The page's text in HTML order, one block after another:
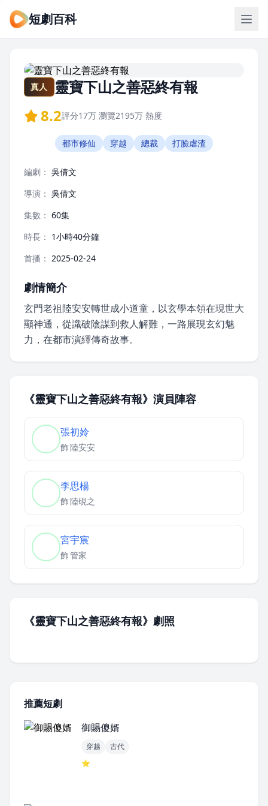
短劇百科
真人
靈寶下山之善惡終有報
8.2評分17万 瀏覽2195万 熱度
都市修仙 穿越 總裁 打臉虐渣
編劇： 吳倩文
導演： 吳倩文
集數： 60集
時長： 1小時40分鐘
首播： 2025-02-24
劇情簡介
玄門老祖陸安安轉世成小道童，以玄學本領在現世大
顯神通，從識破陰謀到救人解難，一路展現玄幻魅
力，在都市演繹傳奇故事。
《靈寶下山之善惡終有報》演員陣容
張初姈
飾陸安安
李思楊
飾陸硯之
宮宇宸
飾管家
《靈寶下山之善惡終有報》劇照
推薦短劇
御賜傻婿
穿越
古代
⭐